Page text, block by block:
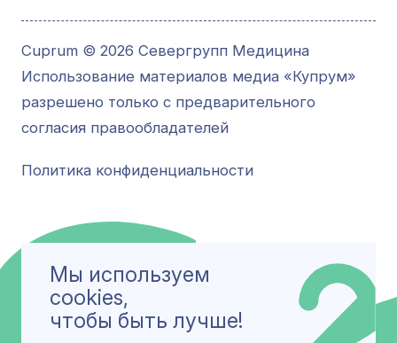
Мы используем
cookies,
чтобы быть лучше!
Cuprum © 2026 Севергрупп Медицина
Использование материалов медиа «Купрум»
разрешено только с предварительного
согласия правообладателей
Политика конфиденциальности